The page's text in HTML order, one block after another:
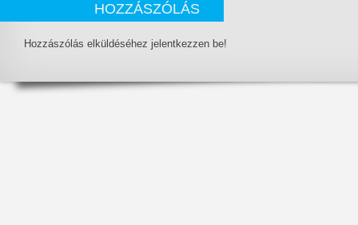
HOZZÁSZÓLÁS
Hozzászólás elküldéséhez jelentkezzen be!